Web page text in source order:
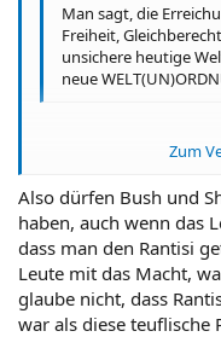
Man sagt, die
Freiheit,
unsichere heutige
neue
Die Welt wurde von
ein enormer Beitrag zu
und Stabilität . (<< alles
)
Also pfeifen wir auf ihn
gruss
i
Zum
Also dürfen Bush und
haben, auch wenn das
dass man den Rantisi
Leute mit das Macht,
glaube nicht, dass
war als diese teuflische